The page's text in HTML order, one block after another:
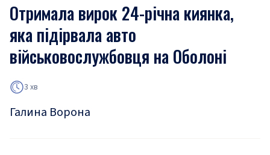
Отримала вирок 24-річна киянка,
яка підірвала авто
військовослужбовця на Оболоні
3 хв
Галина Ворона